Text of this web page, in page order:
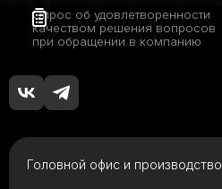
Опрос об удовлетворенности
качеством решения вопросов
при обращении в компанию
Головной офис и производство